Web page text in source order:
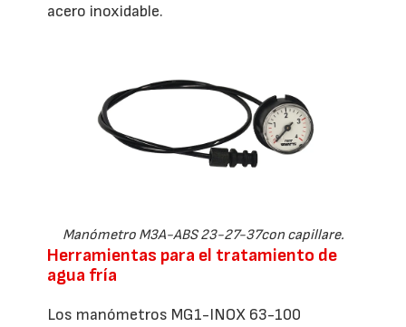
acero inoxidable.
Manómetro M3A-ABS 23-27-37con capillare.
Herramientas para el tratamiento de
agua fría
Los manómetros MG1-INOX 63-100